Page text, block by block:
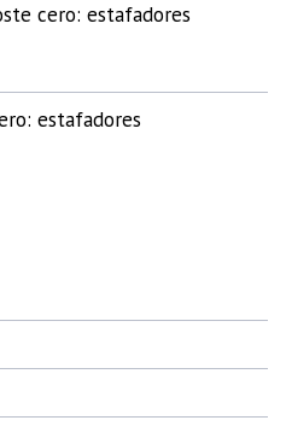
cero: estafadores
estafadores